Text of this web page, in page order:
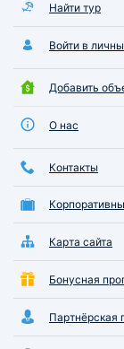
Найти тур
Войти в
Добавить
О нас
Контакты
Карта сайта
Бонусная
Партнёрская